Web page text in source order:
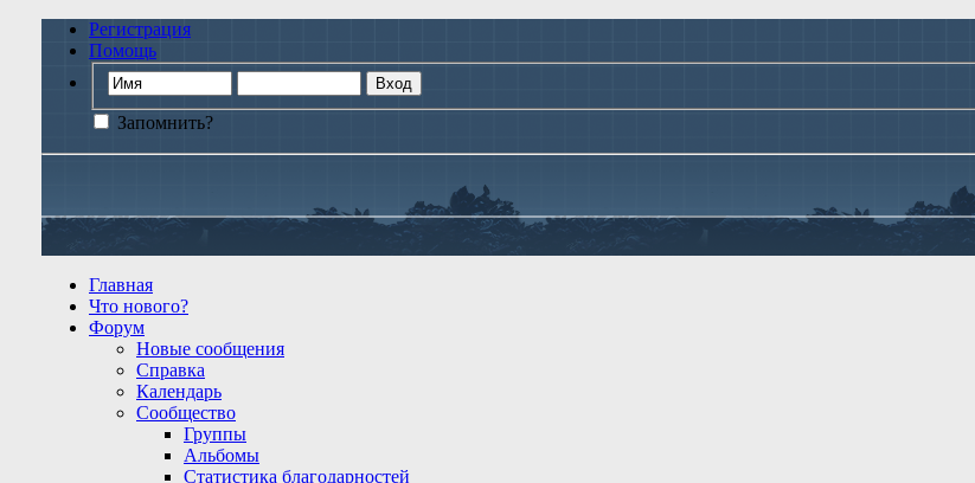
Регистрация
Помощь
Запомнить?
Главная
Что нового?
Форум
Новые сообщения
Справка
Календарь
Сообщество
Группы
Альбомы
Статистика благодарностей